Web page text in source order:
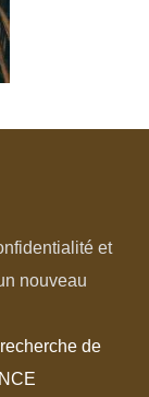
et
nouveau
de